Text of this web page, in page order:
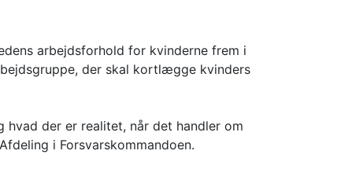
arbejdsforhold for kvinderne frem i
der skal kortlægge kvinders
der er realitet, når det handler om
i Forsvarskommandoen.